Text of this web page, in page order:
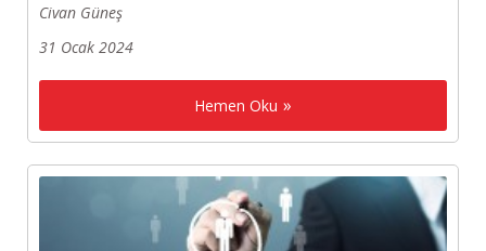
Civan Güneş
31 Ocak 2024
Hemen Oku